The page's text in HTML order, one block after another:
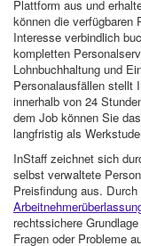
Plattform aus und
können die verfügbaren
Interesse verbindlich
kompletten
Lohnbuchhaltung und
Personalausfällen stellt
innerhalb von 24
dem Job können Sie
langfristig als
InStaff zeichnet sich
selbst verwaltete
Preisfindung aus.
rechtssichere
Fragen oder Probleme